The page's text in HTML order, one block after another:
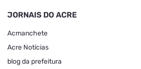
JORNAIS DO ACRE
Acmanchete
Acre Notícias
blog da prefeitura